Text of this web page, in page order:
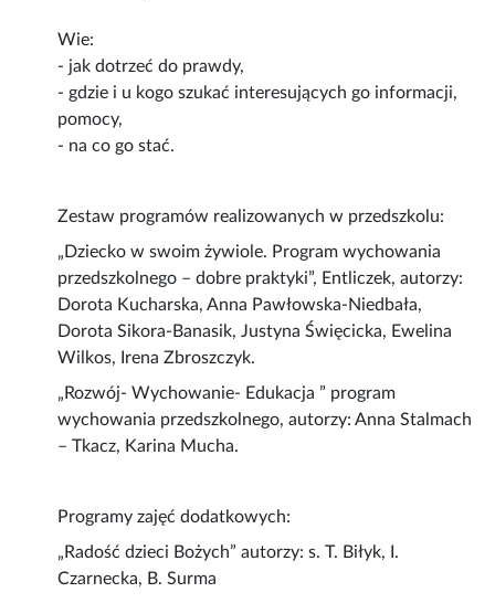
Wie:
- jak dotrzeć do prawdy,
- gdzie i u kogo szukać interesujących go informacji,
pomocy,
- na co go stać.
Zestaw programów realizowanych w przedszkolu:
„Dziecko w swoim żywiole. Program wychowania
przedszkolnego – dobre praktyki”, Entliczek, autorzy:
Dorota Kucharska, Anna Pawłowska-Niedbała,
Dorota Sikora-Banasik, Justyna Święcicka, Ewelina
Wilkos, Irena Zbroszczyk.
„Rozwój- Wychowanie- Edukacja ” program
wychowania przedszkolnego, autorzy: Anna Stalmach
– Tkacz, Karina Mucha.
Programy zajęć dodatkowych:
„Radość dzieci Bożych” autorzy: s. T. Biłyk, I.
Czarnecka, B. Surma